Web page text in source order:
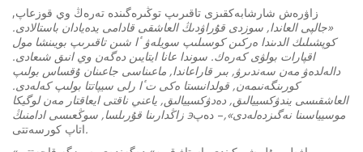
زاۋرەش شارشابەكقىزى تاقىرىپ توڭىرەگىندە تەرەڭ وي قوزعاپ,
«جالپى العاندا, سوزدى قۇراۋدىڭ العاشقى قادامى يدەيادان باستالادى.
كوپشىلىك الدىندا ەركىن كوسىلىپ سويلەۋ ٴا شىن تاقىرىپ بويىنشا مول
اقپارات بولۋى كەرەك. سوندا عانا ايتايىن دەگەن وي انىق شىعادى.
دالەلدەۋ مەن سەندىرۋ, بىر قاراعاندا, ماعىناسى جاعىنان ۇقساس بولىپ
كورىنگەنىمەن, قولدانىستا ەكى تٴا رلى سيپاتتا بولىپ كەلەدى.
العاشقىسى يندۋكسييالىق, دەدۋكسييالىق, ياعني ناقتى ايعاقتار مەن لوگيكا
زاڭدارىنا قۇرىلسا, سوڭعىسى ادامنىڭ эموسيياسىنا نەگىزدەلەدى»,– دەپ
اتاپ كورسەتتى.